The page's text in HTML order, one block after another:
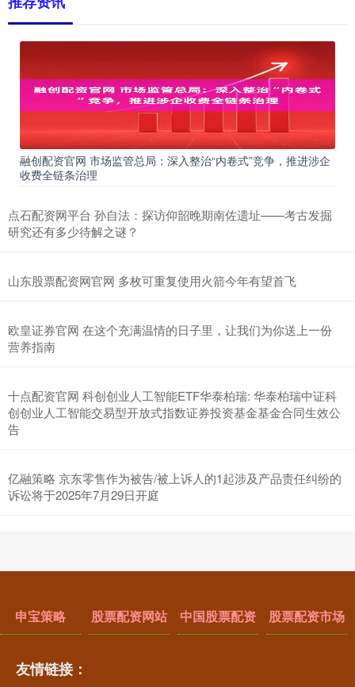
融创配资官网 市场监管总局：深入整治“内卷式”竞争，推进涉企
收费全链条治理
点石配资网平台 孙自法：探访仰韶晚期南佐遗址——考古发掘
研究还有多少待解之谜？
山东股票配资网官网 多枚可重复使用火箭今年有望首飞
欧皇证券官网 在这个充满温情的日子里，让我们为你送上一份
营养指南
十点配资官网 科创创业人工智能ETF华泰柏瑞: 华泰柏瑞中证科
创创业人工智能交易型开放式指数证券投资基金基金合同生效公
告
亿融策略 京东零售作为被告/被上诉人的1起涉及产品责任纠纷的
诉讼将于2025年7月29日开庭
申宝策略 股票配资网站 中国股票配资 股票配资市场
友情链接：